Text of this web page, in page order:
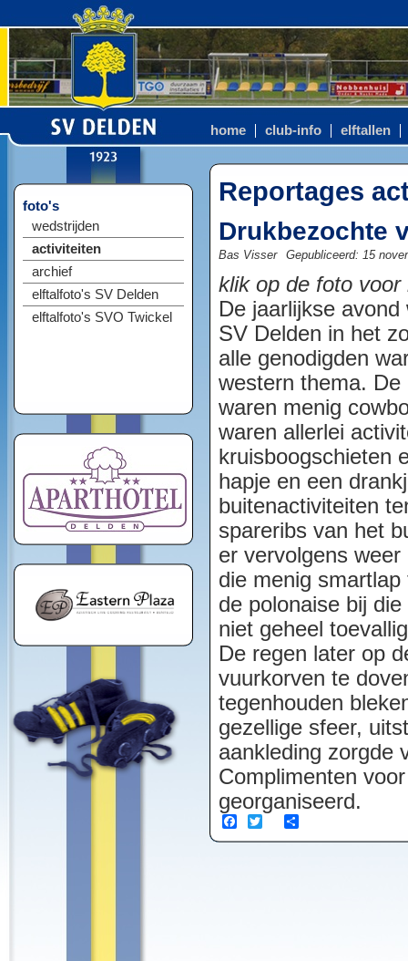
home club-info elftallen
foto's
wedstrijden
activiteiten
archief
elftalfoto's SV Delden
elftalfoto's SVO Twickel
Reportages
Drukbezochte
Bas Visser Gepubliceerd: 15
klik op de foto
De jaarlijkse
SV Delden in het
alle genodigden
western thema.
waren menig
waren allerlei
kruisboogschieten
hapje en een
buitenactiviteiten
spareribs van het
er vervolgens
die menig
de polonaise bij
niet geheel
De regen later op
vuurkorven te
tegenhouden
gezellige sfeer,
aankleding zorgde
Complimenten
georganiseerd.